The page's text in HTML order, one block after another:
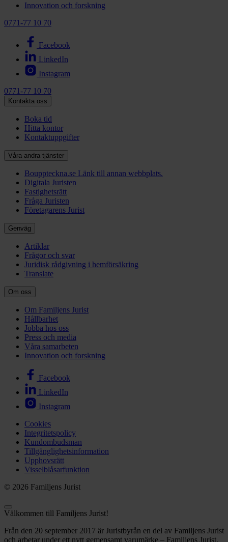
Innovation och forskning
0771-77 10 70
Facebook
LinkedIn
Instagram
0771-77 10 70
Kontakta oss
Boka tid
Hitta kontor
Kontaktuppgifter
Våra andra tjänster
Bouppteckna.se Länk till annan webbplats.
Digitala Juristen
Fastighetsrätt
Fråga Juristen
Företagarens Jurist
Genväg
Artiklar
Frågor och svar
Juridisk rådgivning i hemförsäkring
Translate
Om oss
Om Familjens Jurist
Hållbarhet
Jobba hos oss
Press och media
Våra samarbeten
Innovation och forskning
Facebook
LinkedIn
Instagram
Cookies
Integritetspolicy
Kundombudsman
Tillgänglighetsinformation
Upphovsrätt
Visselblåsarfunktion
© 2026 Familjens Jurist
Välkommen till Familjens Jurist!
Från den 20 september 2017 är Juristbyrån en del av Familjens Jurist
och arbetar under ett nytt gemensamt varumärke – Familjens Jurist.